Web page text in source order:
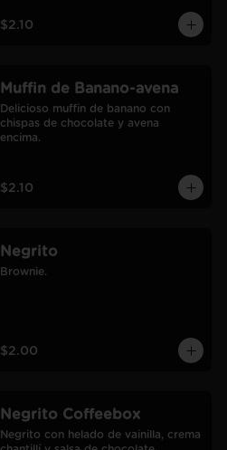
$2.10
Muffin de Banano-avena
Delicioso muffin de banano con
chispas de chocolate y avena
encima.
$2.10
Negrito
Brownie.
$2.00
Negrito Coffeebox
Negrito con helado de vainilla, crema